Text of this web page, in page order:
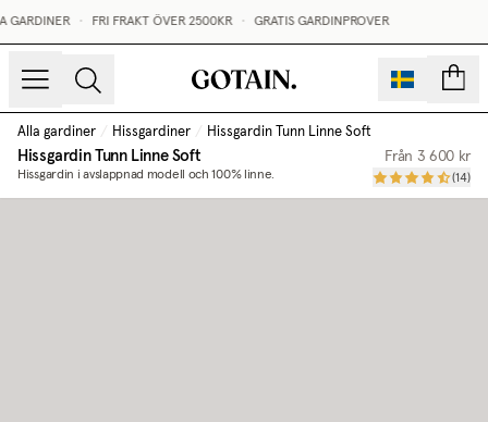
FRI FRAKT ÖVER 2500KR GRATIS GARDINPROVER
Alla gardiner / Hissgardiner / Hissgardin Tunn Linne Soft
Hissgardin Tunn Linne Soft
Hissgardin i avslappnad modell och 100% linne.
Från 3 600 kr
(14)